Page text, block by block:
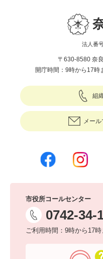
法人番
〒630-8580 奈
開庁時間：9時から17時
組
メー
市役所コールセンター
0742-34-
ご利用時間：9時から17